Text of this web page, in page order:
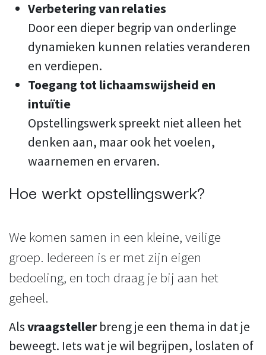
Verbetering van relaties
Door een dieper begrip van onderlinge
dynamieken kunnen relaties veranderen
en verdiepen.
Toegang tot lichaamswijsheid en
intuïtie
Opstellingswerk spreekt niet alleen het
denken aan, maar ook het voelen,
waarnemen en ervaren.
Hoe werkt opstellingswerk?
We komen samen in een kleine, veilige
groep. Iedereen is er met zijn eigen
bedoeling, en toch draag je bij aan het
geheel.
Alsvraagstellerbreng je een thema in dat je
beweegt. Iets wat je wil begrijpen, loslaten of